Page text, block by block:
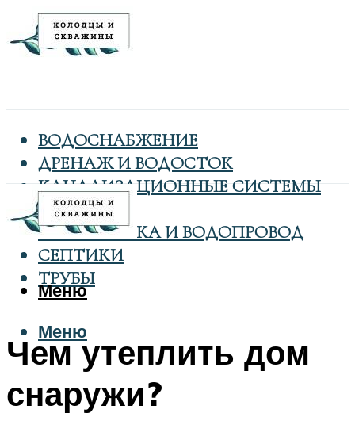
ВОДОСНАБЖЕНИЕ
ДРЕНАЖ И ВОДОСТОК
КАНАЛИЗАЦИОННЫЕ СИСТЕМЫ
КОЛОДЦЫ
САНТЕХНИКА И ВОДОПРОВОД
СЕПТИКИ
ТРУБЫ
Меню
Меню
Чем утеплить дом
снаружи?